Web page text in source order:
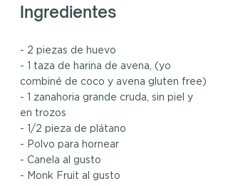
Ingredientes
- 2 piezas de huevo
- 1 taza de harina de avena, (yo
combiné de coco y avena gluten free)
- 1 zanahoria grande cruda, sin piel y
en trozos
- 1/2 pieza de plátano
- Polvo para hornear
- Canela al gusto
- Monk Fruit al gusto